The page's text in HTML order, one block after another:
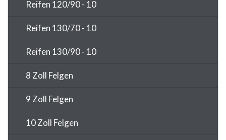
Reifen 120/90 - 10
Reifen 130/70 - 10
Reifen 130/90 - 10
8 Zoll Felgen
9 Zoll Felgen
10 Zoll Felgen